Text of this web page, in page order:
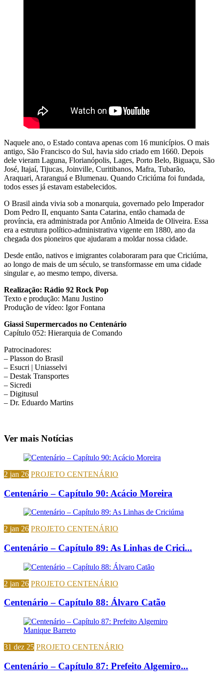
Naquele ano, o Estado contava apenas com 16 municípios. O mais
antigo, São Francisco do Sul, havia sido criado em 1660. Depois
dele vieram Laguna, Florianópolis, Lages, Porto Belo, Biguaçu, São
José, Itajaí, Tijucas, Joinville, Curitibanos, Mafra, Tubarão,
Araquari, Araranguá e Blumenau. Quando Criciúma foi fundada,
todos esses já estavam estabelecidos.
O Brasil ainda vivia sob a monarquia, governado pelo Imperador
Dom Pedro II, enquanto Santa Catarina, então chamada de
província, era administrada por Antônio Almeida de Oliveira. Essa
era a estrutura político-administrativa vigente em 1880, ano da
chegada dos pioneiros que ajudaram a moldar nossa cidade.
Desde então, nativos e imigrantes colaboraram para que Criciúma,
ao longo de mais de um século, se transformasse em uma cidade
singular e, ao mesmo tempo, diversa.
Realização: Rádio 92 Rock Pop
Texto e produção: Manu Justino
Produção de vídeo: Igor Fontana
Giassi Supermercados no Centenário
Capítulo 052: Hierarquia de Comando
Patrocinadores:
– Plasson do Brasil
– Esucri | Uniasselvi
– Destak Transportes
– Sicredi
– Digitusul
– Dr. Eduardo Martins
Ver mais Notícias
2 jan 26 PROJETO CENTENÁRIO
Centenário – Capítulo 90: Acácio Moreira
2 jan 26 PROJETO CENTENÁRIO
Centenário – Capítulo 89: As Linhas de Crici...
2 jan 26 PROJETO CENTENÁRIO
Centenário – Capítulo 88: Álvaro Catão
31 dez 25 PROJETO CENTENÁRIO
Centenário – Capítulo 87: Prefeito Algemiro...